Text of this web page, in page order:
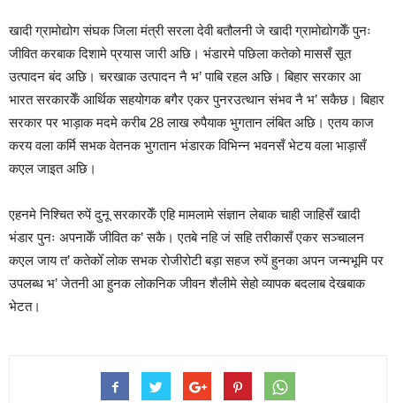
खादी ग्रामोद्योग संघक जिला मंत्री सरला देवी बतौलनी जे खादी ग्रामोद्योगकेँ पुनः
जीवित करबाक दिशामे प्रयास जारी अछि। भंडारमे पछिला कतेको माससँ सूत
उत्पादन बंद अछि। चरखाक उत्पादन नै भ’ पाबि रहल अछि। बिहार सरकार आ
भारत सरकारकेँ आर्थिक सहयोगक बगैर एकर पुनरउत्थान संभव नै भ’ सकैछ। बिहार
सरकार पर भाड़ाक मदमे करीब 28 लाख रुपैयाक भुगतान लंबित अछि। एतय काज
करय वला कर्मि सभक वेतनक भुगतान भंडारक विभिन्न भवनसँ भेटय वला भाड़ासँ
कएल जाइत अछि।
एहनमे निश्चित रुपें दुनू सरकारकेँ एहि मामलामे संज्ञान लेबाक चाही जाहिसँ खादी
भंडार पुनः अपनाकेँ जीवित क’ सकै। एतबे नहि जं सहि तरीकासँ एकर सञ्चालन
कएल जाय त’ कतेकोँ लोक सभक रोजीरोटी बड़ा सहज रुपें हुनका अपन जन्मभूमि पर
उपलब्ध भ’ जेतनी आ हुनक लोकनिक जीवन शैलीमे सेहो व्यापक बदलाब देखबाक
भेटत।